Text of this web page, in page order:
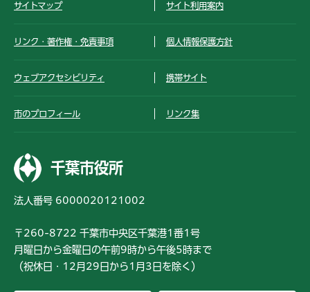
サイトマップ サイト利用案内
リンク・著作権・免責事項 個人情報保護方針
ウェブアクセシビリティ 携帯サイト
市のプロフィール リンク集
千葉市役所
法人番号 6000020121002
〒260-8722 千葉市中央区千葉港1番1号
月曜日から金曜日の午前9時から午後5時まで
（祝休日・12月29日から1月3日を除く）